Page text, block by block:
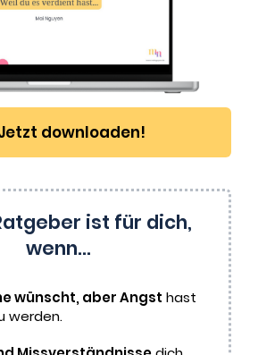
downloaden!
ist für dich,
wenn...
wünscht, aber Angst hast
werden.